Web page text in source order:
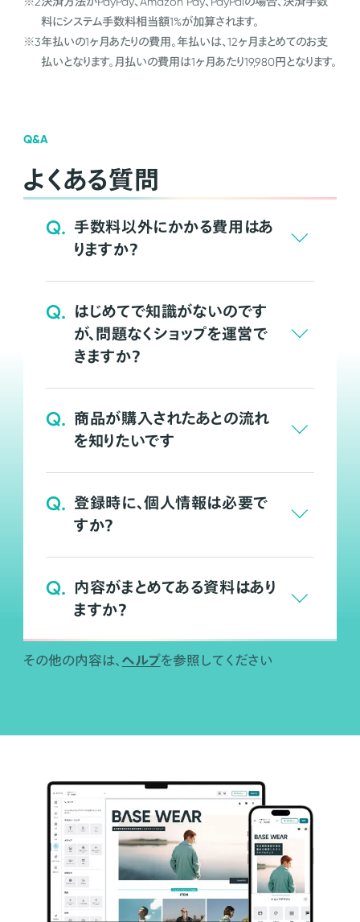
料にシステム手数料相当額1%が加算されます。
※3年払いの1ヶ月あたりの費用。年払いは、12ヶ月まとめてのお支
払いとなります。月払いの費用は1ヶ月あたり19,980円となります。
Q&A
よくある質問
Q. 手数料以外にかかる費用はあ
りますか？
Q. はじめてで知識がないのです
が、問題なくショップを運営で
きますか？
Q. 商品が購入されたあとの流れ
を知りたいです
Q. 登録時に、個人情報は必要で
すか？
Q. 内容がまとめてある資料はあり
ますか？
その他の内容は、 ヘルプを参照してください